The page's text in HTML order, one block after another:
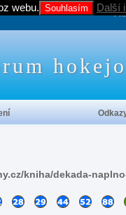
kniha/dekada-
webu. Souhlasím Další